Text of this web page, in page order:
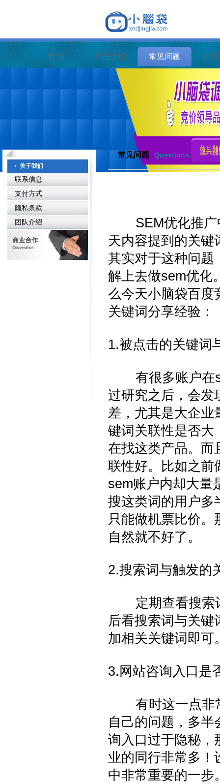
首 页 产品介绍 常见问题 公
关于我们
联系信息
支付方式
隐私条款
团队介绍
常见问题 Questions
SEM优化推广
天内容提到的关键
其实对于这种问题
解上去做sem优化
么今天小脑袋百度
关键词分享经验：
1.被点击的关键词
有很多账户在
过研究之后，会发
差，尤其是大企业
键词关联性是否大
在找这类产品。而
联性好。比如之前
sem账户内却大量
搜这类词的用户多
只能做机票比价
自然就不好了。
2.搜索词与触发的
定期查看搜索词
后看搜索词与关
加相关关键词即可
3.网站咨询入口是
有时这一点非常
自己的问题，多
询入口过于隐秘，
业的同行非常多！
中非常重要的一步